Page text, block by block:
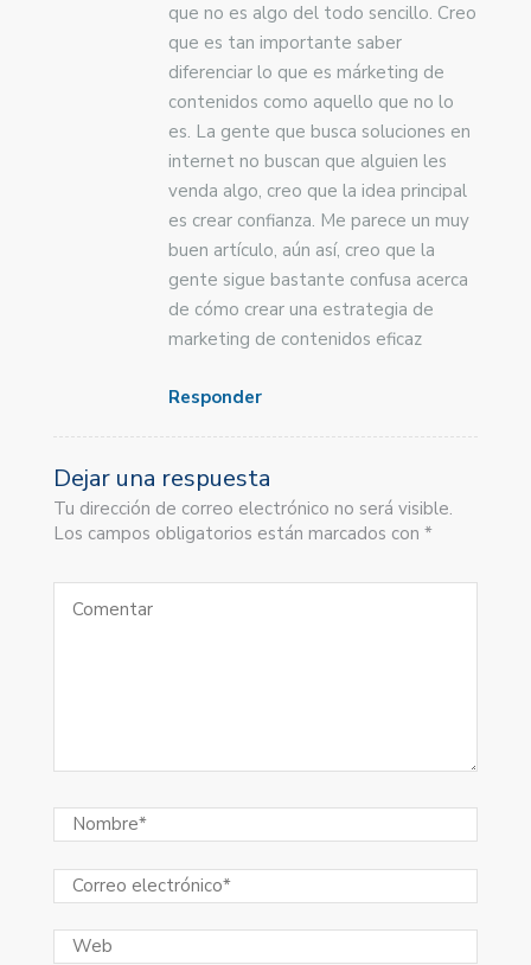
que no es algo del todo sencillo. Creo
que es tan importante saber
diferenciar lo que es márketing de
contenidos como aquello que no lo
es. La gente que busca soluciones en
internet no buscan que alguien les
venda algo, creo que la idea principal
es crear confianza. Me parece un muy
buen artículo, aún así, creo que la
gente sigue bastante confusa acerca
de cómo crear una estrategia de
marketing de contenidos eficaz
Responder
Dejar una respuesta
Tu dirección de correo electrónico no será visible.
Los campos obligatorios están marcados con *